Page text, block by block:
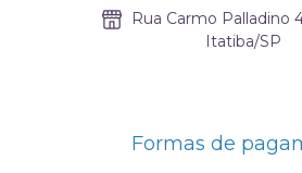
Rua Carmo Palladino
Itatiba/SP
Formas de